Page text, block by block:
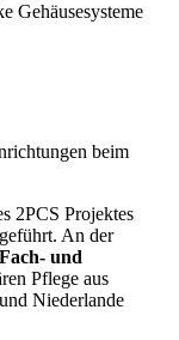
Gehäusesysteme
beim
2PCS Projektes
An der
und
Pflege aus
Niederlande